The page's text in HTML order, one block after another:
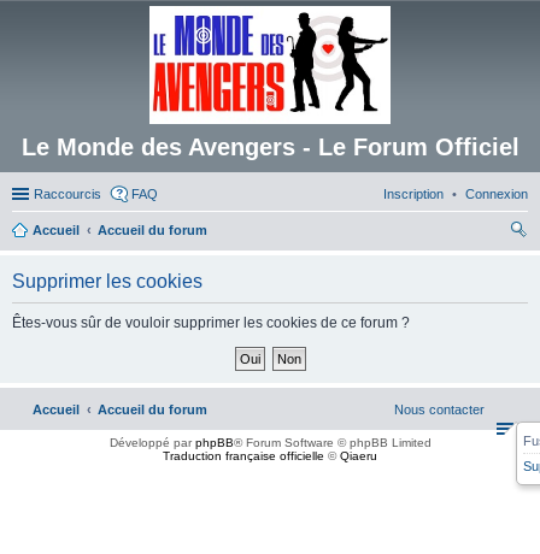
Le Monde des Avengers - Le Forum Officiel
Raccourcis FAQ Connexion
Inscription
Accueil
Accueil du forum
Supprimer les cookies
Êtes-vous sûr de vouloir supprimer les cookies de ce forum ?
Accueil Accueil du forum Nous contacter
Développé parphpBB® Forum Software © phpBB Limited
Traduction française officielle ©Qiaeru